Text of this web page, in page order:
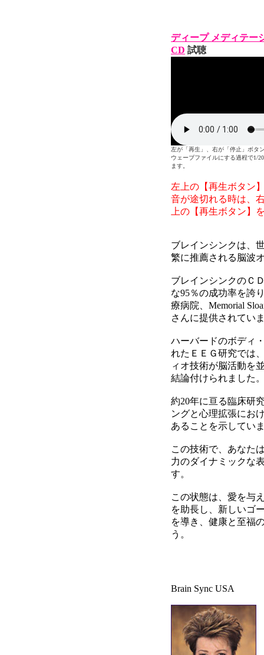
ディープ メディテー
CD 試聴
左が「再生」、右が「停止」ボタ
ウェーブファイルにする過程で1/
ます。
左上の【再生ボタン
音が途切れる時は、
上の【再生ボタン】
ブレインシンクは、
繁に推薦される脳波
ブレインシンクのＣ
な95％の成功率を誇
療病院、Memorial
さんに提供されてい
ハーバードのボディ
れたＥＥＧ研究では
ィオ技術が脳活動を
結論付けられました
約20年に亘る臨床研
ングと心理拡張にお
あることを示してい
この技術で、あなた
力のダイナミックな
す。
この状態は、愛を与
を助長し、新しいゴ
を導き、健康と至福
う。
Brain Sync USA